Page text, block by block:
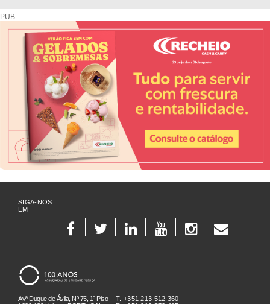
PUB
SIGA-NOS
EM
Avª Duque de Ávila, Nº 75, 1º Piso
T. +351 213 512 360